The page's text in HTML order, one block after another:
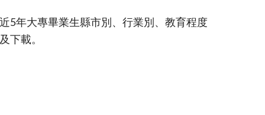
5年大專畢業生縣市別、行業別、教育程度
下載。